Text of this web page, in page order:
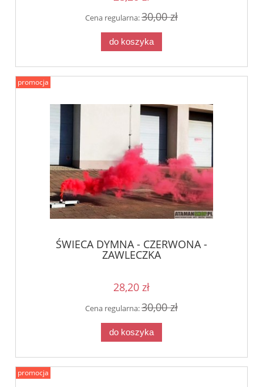
Cena regularna:30,00 zł
do koszyka
ŚWIECA DYMNA - CZERWONA -
ZAWLECZKA
28,20 zł
Cena regularna:30,00 zł
do koszyka
promocja
promocja